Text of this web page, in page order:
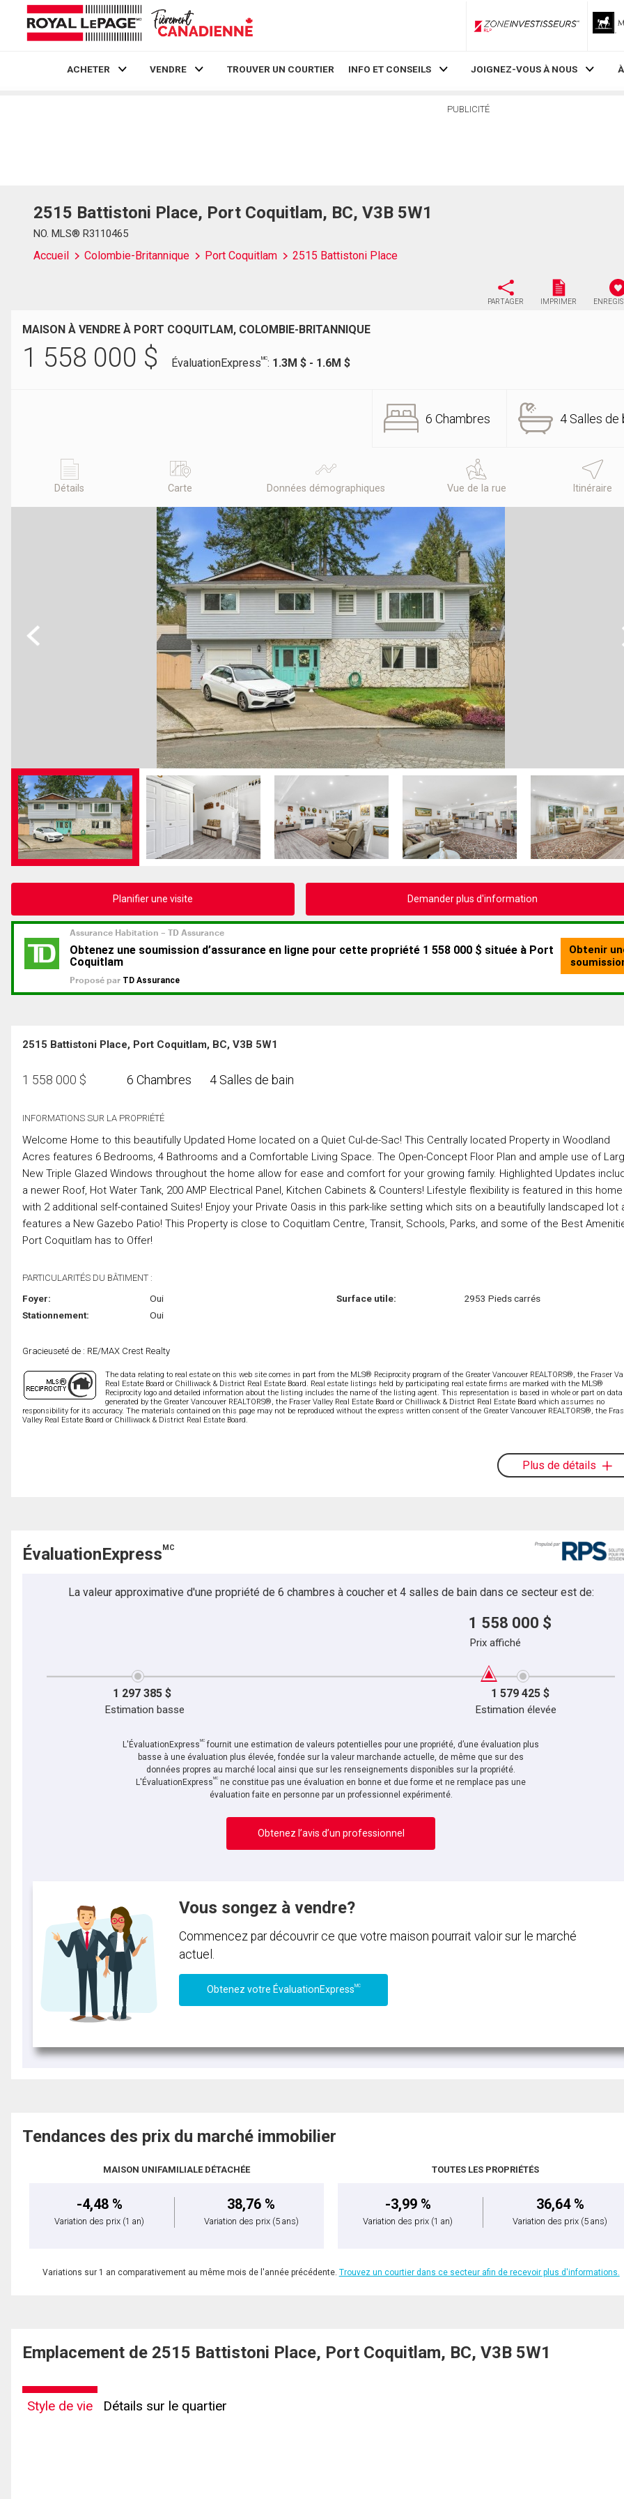
ZoneInvestisseurs RLP
ACHETER VENDRE TROUVER UN COURTIER INFO ET CONSEILS JOIGNEZ-VOUS À NOUS
PUBLICITÉ
2515 Battistoni Place, Port Coquitlam, BC, V3B 5W1
NO. MLS® R3110465
Accueil Colombie-Britannique Port Coquitlam 2515 Battistoni Place
PARTAGER IMPRIMER
MAISON À VENDRE À PORT COQUITLAM, COLOMBIE-BRITANNIQUE
1 558 000 $ ÉvaluationExpressMC: 1.3M $ - 1.6M $
6 Chambres 4 Salles de
Détails Carte Données démographiques Vue de la rue Itinéraire
Previous
Planifier une visite Demander plus d'information
2515 Battistoni Place, Port Coquitlam, BC, V3B 5W1
1 558 000 $ 6 Chambres 4 Salles de bain
INFORMATIONS SUR LA PROPRIÉTÉ
Welcome Home to this beautifully Updated Home located on a Quiet Cul-de-Sac! This Centrally located Property in Woodland
Acres features 6 Bedrooms, 4 Bathrooms and a Comfortable Living Space. The Open-Concept Floor Plan and ample use of
New Triple Glazed Windows throughout the home allow for ease and comfort for your growing family. Highlighted Updates
a newer Roof, Hot Water Tank, 200 AMP Electrical Panel, Kitchen Cabinets & Counters! Lifestyle flexibility is featured in this home
with 2 additional self-contained Suites! Enjoy your Private Oasis in this park-like setting which sits on a beautifully landscaped lot
features a New Gazebo Patio! This Property is close to Coquitlam Centre, Transit, Schools, Parks, and some of the Best
Port Coquitlam has to Offer!
PARTICULARITÉS DU BÂTIMENT :
Foyer:
Oui
Stationnement:
Oui
Surface utile: 2953 Pieds carrés
Gracieuseté de : RE/MAX Crest Realty
The data relating to real estate on this web site comes in part from the MLS® Reciprocity program of the Greater Vancouver REALTORS®, the Fraser
Real Estate Board or Chilliwack & District Real Estate Board. Real estate listings held by participating real estate firms are marked with the MLS®
Reciprocity logo and detailed information about the listing includes the name of the listing agent. This representation is based in whole or part on data
generated by the Greater Vancouver REALTORS®, the Fraser Valley Real Estate Board or Chilliwack & District Real Estate Board which assumes no
responsibility for its accuracy. The materials contained on this page may not be reproduced without the express written consent of the Greater Vancouver REALTORS®, the
Valley Real Estate Board or Chilliwack & District Real Estate Board.
Plus de détails
ÉvaluationExpressMC
La valeur approximative d'une propriété de 6 chambres à coucher et 4 salles de bain dans ce secteur est de:
1 558 000 $
Prix affiché
1 297 385 $ 1 579 425 $
Estimation basse Estimation élevée
L'ÉvaluationExpressMC fournit une estimation de valeurs potentielles pour une propriété, d’une évaluation plus
basse à une évaluation plus élevée, fondée sur la valeur marchande actuelle, de même que sur des
données propres au marché local ainsi que sur les renseignements disponibles sur la propriété.
L'ÉvaluationExpressMC ne constitue pas une évaluation en bonne et due forme et ne remplace pas une
évaluation faite en personne par un professionnel expérimenté.
Obtenez l’avis d’un professionnel
Vous songez à vendre?
Commencez par découvrir ce que votre maison pourrait valoir sur le marché
actuel.
Obtenez votre ÉvaluationExpressMC
Tendances des prix du marché immobilier
MAISON UNIFAMILIALE DÉTACHÉE
-4,48 %
Variation des prix (1 an)
38,76 %
Variation des prix (5 ans)
TOUTES LES PROPRIÉTÉS
-3,99 %
Variation des prix (1 an)
36,64 %
Variation des prix (5 ans)
Variations sur 1 an comparativement au même mois de l'année précédente. Trouvez un courtier dans ce secteur afin de recevoir plus d'informations.
Emplacement de 2515 Battistoni Place, Port Coquitlam, BC, V3B 5W1
Style de vie Détails sur le quartier